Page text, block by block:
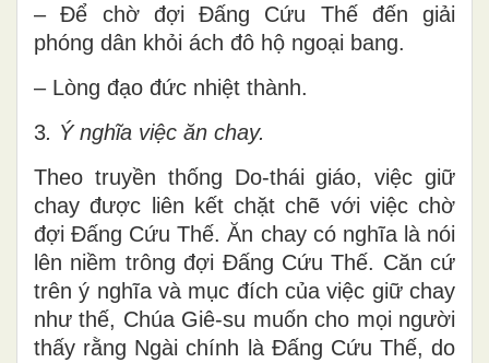
– Để chờ đợi Đấng Cứu Thế đến giải
phóng dân khỏi ách đô hộ ngoại bang.
– Lòng đạo đức nhiệt thành.
3. Ý nghĩa việc ăn chay.
Theo truyền thống Do-thái giáo, việc giữ
chay được liên kết chặt chẽ với việc chờ
đợi Đấng Cứu Thế. Ăn chay có nghĩa là nói
lên niềm trông đợi Đấng Cứu Thế. Căn cứ
trên ý nghĩa và mục đích của việc giữ chay
như thế, Chúa Giê-su muốn cho mọi người
thấy rằng Ngài chính là Đấng Cứu Thế, do